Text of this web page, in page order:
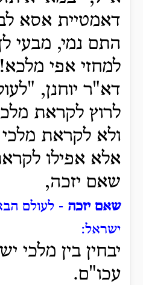
דאמטיית אסא
התם נמי, מבעי
למחזי אפי מלכא!
דא"ר יוחנן,
לרוץ לקראת
ולא לקראת
אלא אפילו
שאם יזכה,
שאם יזכה - לעולם
ישראל:
יבחין בין מלכי
עכו"ם.